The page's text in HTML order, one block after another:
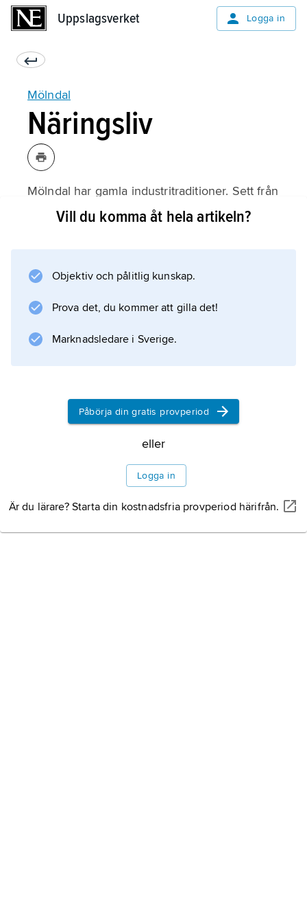
Uppslagsverket Logga in
Mölndal
Näringsliv
Mölndal har gamla industritraditioner. Sett från
sysselsättningssynpunkt spelar industrin dock
läkemedelsföretaget AstraZeneca AB, SCA
Hygiene Products AB (finpapper och kartong)
tandproteser), samtliga belägna i orten
Information om artikeln
Vill du komma åt hela artikeln?
Objektiv och pålitlig kunskap.
Prova det, du kommer att gilla det!
Marknadsledare i Sverige.
Påbörja din gratis provperiod
eller
Logga in
Är du lärare? Starta din kostnadsfria provperiod härifrån.